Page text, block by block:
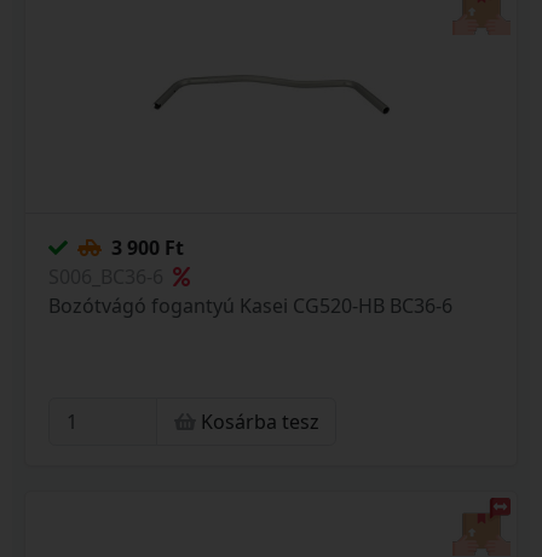
3 900 Ft
Bozótvágó fogantyú Kasei CG520-HB BC36-6
Kosárba tesz